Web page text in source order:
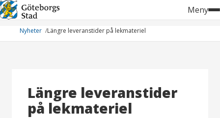
Hoppa
till
innehåll
Meny
Nyheter Längre leveranstider på lekmateriel
Längre leveranstider
på lekmateriel